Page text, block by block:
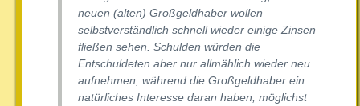
neuen (alten) Großgeldhaber wollen
selbstverständlich schnell wieder einige Zinsen
fließen sehen. Schulden würden die
Entschuldeten aber nur allmählich wieder neu
aufnehmen, während die Großgeldhaber ein
natürliches Interesse daran haben, möglichst